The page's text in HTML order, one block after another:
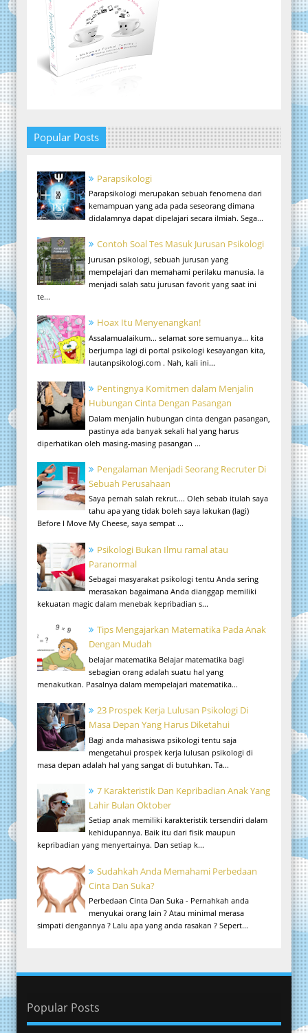
Popular Posts
Parapsikologi
Parapsikologi merupakan sebuah fenomena dari
kemampuan yang ada pada seseorang dimana
didalamnya dapat dipelajari secara ilmiah. Sega...
Contoh Soal Tes Masuk Jurusan Psikologi
Jurusan psikologi, sebuah jurusan yang
mempelajari dan memahami perilaku manusia. Ia
menjadi salah satu jurusan favorit yang saat ini
te...
Hoax Itu Menyenangkan!
Assalamualaikum... selamat sore semuanya... kita
berjumpa lagi di portal psikologi kesayangan kita,
lautanpsikologi.com . Nah, kali ini...
Pentingnya Komitmen dalam Menjalin
Hubungan Cinta Dengan Pasangan
Dalam menjalin hubungan cinta dengan pasangan,
pastinya ada banyak sekali hal yang harus
diperhatikan oleh masing-masing pasangan ...
Pengalaman Menjadi Seorang Recruter Di
Sebuah Perusahaan
Saya pernah salah rekrut.... Oleh sebab itulah saya
tahu apa yang tidak boleh saya lakukan (lagi)
Before I Move My Cheese, saya sempat ...
Psikologi Bukan Ilmu ramal atau
Paranormal
Sebagai masyarakat psikologi tentu Anda sering
merasakan bagaimana Anda dianggap memiliki
kekuatan magic dalam menebak kepribadian s...
Tips Mengajarkan Matematika Pada Anak
Dengan Mudah
belajar matematika Belajar matematika bagi
sebagian orang adalah suatu hal yang
menakutkan. Pasalnya dalam mempelajari matematika...
23 Prospek Kerja Lulusan Psikologi Di
Masa Depan Yang Harus Diketahui
Bagi anda mahasiswa psikologi tentu saja
mengetahui prospek kerja lulusan psikologi di
masa depan adalah hal yang sangat di butuhkan. Ta...
7 Karakteristik Dan Kepribadian Anak Yang
Lahir Bulan Oktober
Setiap anak memiliki karakteristik tersendiri dalam
kehidupannya. Baik itu dari fisik maupun
kepribadian yang menyertainya. Dan setiap k...
Sudahkah Anda Memahami Perbedaan
Cinta Dan Suka?
Perbedaan Cinta Dan Suka - Pernahkah anda
menyukai orang lain ? Atau minimal merasa
simpati dengannya ? Lalu apa yang anda rasakan ? Sepert...
Popular Posts